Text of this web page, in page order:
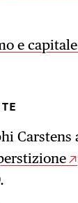
e
Carstens